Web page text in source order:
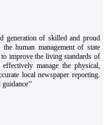
generation of skilled and proud
human management of state
improve the living standards of
manage the physical,
local newspaper reporting.